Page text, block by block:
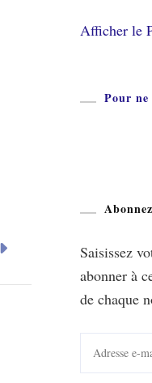
Afficher le
Pour
Saisissez
abonner à
de chaque